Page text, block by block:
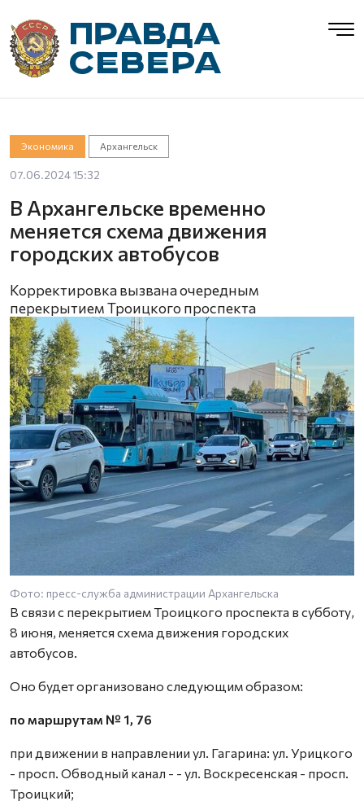
Экономика Архангельск
07.06.2024 15:32
В Архангельске временно
меняется схема движения
городских автобусов
Корректировка вызвана очередным
перекрытием Троицкого проспекта
Фото: пресс-служба администрации Архангельска
В связи с перекрытием Троицкого проспекта в субботу,
8 июня, меняется схема движения городских
автобусов.
Оно будет организовано следующим образом:
по маршрутам № 1, 76
при движении в направлении ул. Гагарина: ул. Урицкого
- просп. Обводный канал - - ул. Воскресенская - просп.
Троицкий;